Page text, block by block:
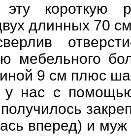
эту короткую
длинных 70
мебельного
9 см плюс
у нас с
вперед) и муж